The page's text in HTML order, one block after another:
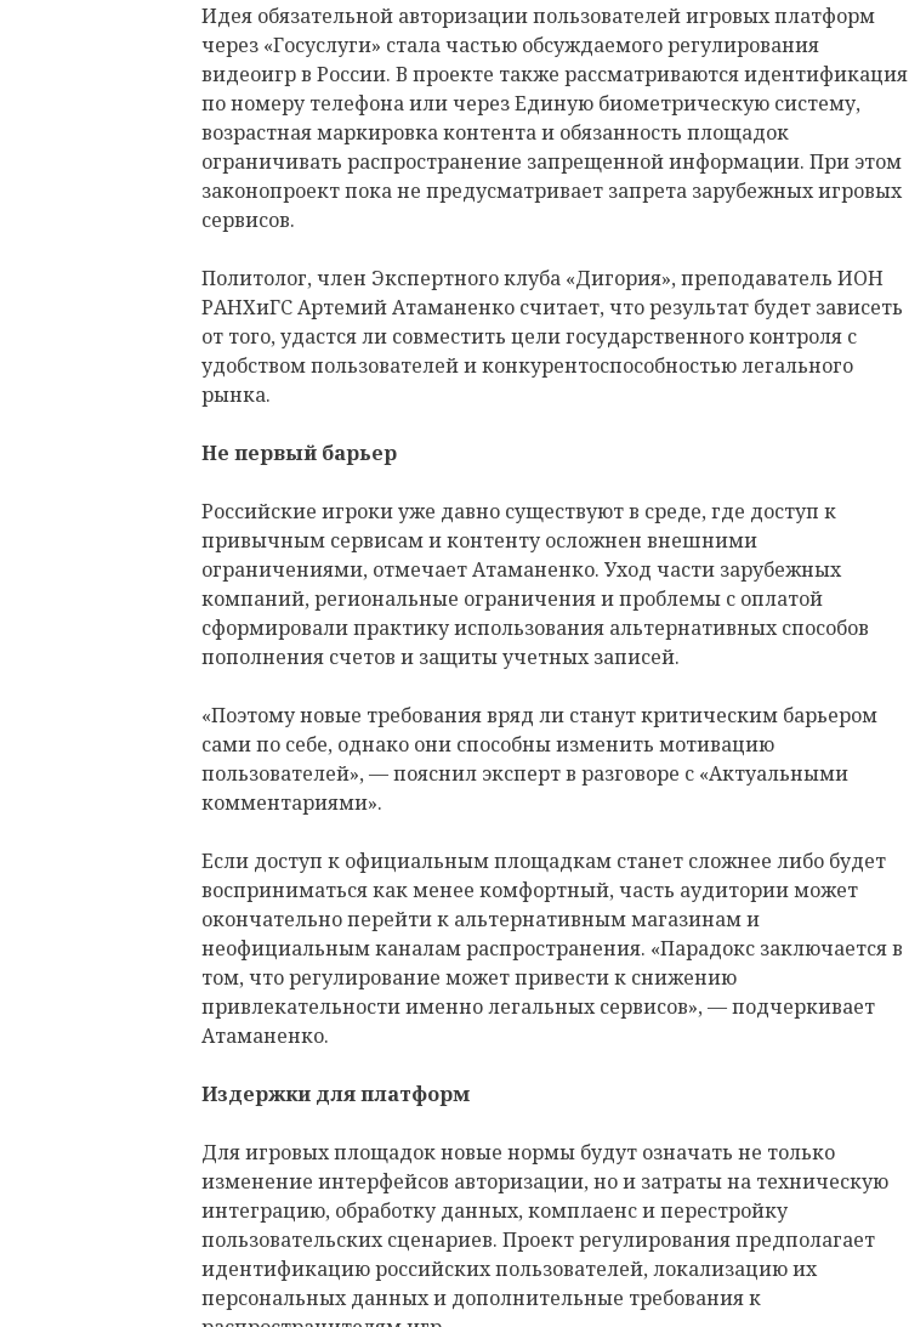
Идея обязательной авторизации пользователей игровых платформ
через «Госуслуги» стала частью обсуждаемого регулирования
видеоигр в России. В проекте также рассматриваются идентификация
по номеру телефона или через Единую биометрическую систему,
возрастная маркировка контента и обязанность площадок
ограничивать распространение запрещенной информации. При этом
законопроект пока не предусматривает запрета зарубежных игровых
сервисов.
Политолог, член Экспертного клуба «Дигория», преподаватель ИОН
РАНХиГС Артемий Атаманенко считает, что результат будет зависеть
от того, удастся ли совместить цели государственного контроля с
удобством пользователей и конкурентоспособностью легального
рынка.
Не первый барьер
Российские игроки уже давно существуют в среде, где доступ к
привычным сервисам и контенту осложнен внешними
ограничениями, отмечает Атаманенко. Уход части зарубежных
компаний, региональные ограничения и проблемы с оплатой
сформировали практику использования альтернативных способов
пополнения счетов и защиты учетных записей.
«Поэтому новые требования вряд ли станут критическим барьером
сами по себе, однако они способны изменить мотивацию
пользователей», — пояснил эксперт в разговоре с «Актуальными
комментариями».
Если доступ к официальным площадкам станет сложнее либо будет
восприниматься как менее комфортный, часть аудитории может
окончательно перейти к альтернативным магазинам и
неофициальным каналам распространения. «Парадокс заключается в
том, что регулирование может привести к снижению
привлекательности именно легальных сервисов», — подчеркивает
Атаманенко.
Издержки для платформ
Для игровых площадок новые нормы будут означать не только
изменение интерфейсов авторизации, но и затраты на техническую
интеграцию, обработку данных, комплаенс и перестройку
пользовательских сценариев. Проект регулирования предполагает
идентификацию российских пользователей, локализацию их
персональных данных и дополнительные требования к